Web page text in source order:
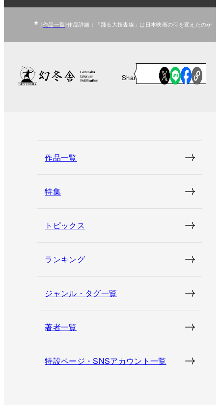
作品一覧 作品詳細：「踊る大捜査線」は日本映画の何を変えたのか
Share
作品一覧
特集
トピックス
ランキング
ジャンル・タグ一覧
著者一覧
特設ページ・SNSアカウント一覧